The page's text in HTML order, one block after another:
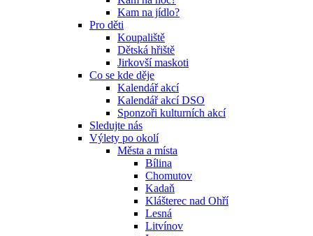
Kam na jídlo?
Pro děti
Koupaliště
Dětská hřiště
Jirkovší maskoti
Co se kde děje
Kalendář akcí
Kalendář akcí DSO
Sponzoři kulturních akcí
Sledujte nás
Výlety po okolí
Města a místa
Bílina
Chomutov
Kadaň
Klášterec nad Ohří
Lesná
Litvínov